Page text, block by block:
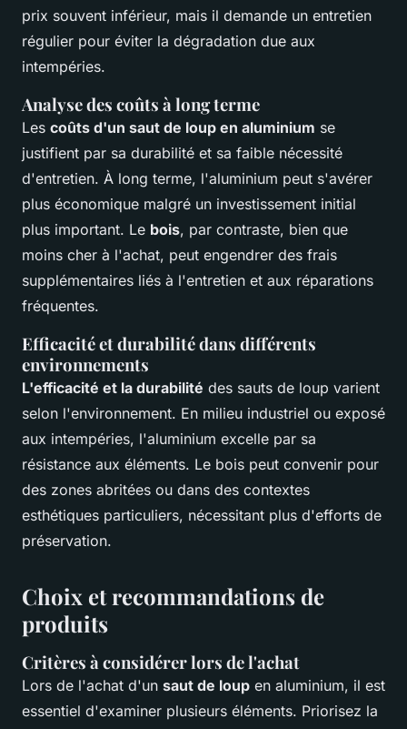
prix souvent inférieur, mais il demande un entretien
régulier pour éviter la dégradation due aux
intempéries.
Analyse des coûts à long terme
Les coûts d'un saut de loup en aluminium se
justifient par sa durabilité et sa faible nécessité
d'entretien. À long terme, l'aluminium peut s'avérer
plus économique malgré un investissement initial
plus important. Le bois, par contraste, bien que
moins cher à l'achat, peut engendrer des frais
supplémentaires liés à l'entretien et aux réparations
fréquentes.
Efficacité et durabilité dans différents
environnements
L'efficacité et la durabilité des sauts de loup varient
selon l'environnement. En milieu industriel ou exposé
aux intempéries, l'aluminium excelle par sa
résistance aux éléments. Le bois peut convenir pour
des zones abritées ou dans des contextes
esthétiques particuliers, nécessitant plus d'efforts de
préservation.
Choix et recommandations de
produits
Critères à considérer lors de l'achat
Lors de l'achat d'un saut de loup en aluminium, il est
essentiel d'examiner plusieurs éléments. Priorisez la